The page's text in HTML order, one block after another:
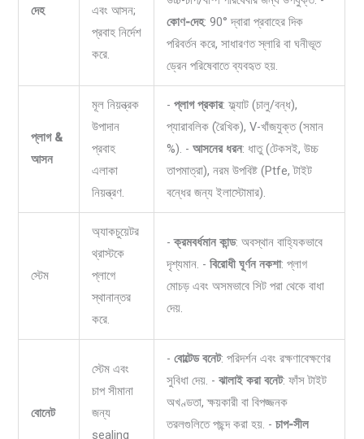
দেহ
এবং আসন;
প্রবাহ নির্দেশ
করে.
কোণ-দেহ: 90° দ্বারা প্রবাহের দিক
পরিবর্তন করে, সাধারণত স্লারি বা ঘনীভূত
ড্রেন পরিষেবাতে ব্যবহৃত হয়.
প্লাগ &
আসন
মূল নিয়ন্ত্রক
উপাদান
প্রবাহ
এলাকা
নিয়ন্ত্রণ.
-প্লাগ প্রকার: ফ্ল্যাট (চালু/বন্ধ),
প্যারাবলিক (রৈখিক), V-খাঁজযুক্ত (সমান
%). -আসনের ধরন: ধাতু (টেকসই, উচ্চ
তাপমাত্রা), নরম উপবিষ্ট (Ptfe, টাইট
বন্ধের জন্য ইলাস্টোমার).
স্টেম
অ্যাকচুয়েটর
থ্রাস্টকে
প্লাগে
স্থানান্তর
করে.
-ক্রমবর্ধমান কান্ড: অবস্থান বাহ্যিকভাবে
দৃশ্যমান. -বিরোধী ঘূর্ণন নকশা: প্লাগ
মোচড় এবং অসমভাবে সিট পরা থেকে বাধা
দেয়.
বোনেট
স্টেম এবং
চাপ সীমানা
জন্য
sealing
-বোল্টেড বনেট: পরিদর্শন এবং রক্ষণাবেক্ষণের
সুবিধা দেয়. -ঝালাই করা বনেট: ফাঁস টাইট
অখণ্ডতা, ক্ষয়কারী বা বিপজ্জনক
তরলগুলিতে পছন্দ করা হয়. -চাপ-সীল